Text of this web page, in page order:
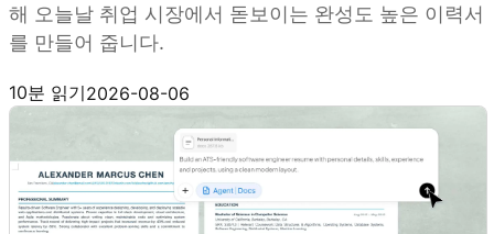
해 오늘날 취업 시장에서 돋보이는 완성도 높은 이력서
를 만들어 줍니다.
10분 읽기2026-08-06